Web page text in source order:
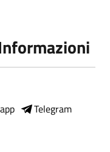
Telegram